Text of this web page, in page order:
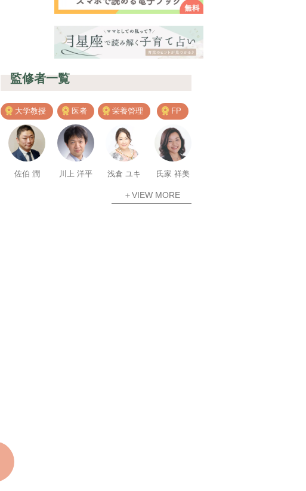
監修者一覧
大学教授
佐伯 潤
医者
川上 洋平
栄養管理
浅倉 ユキ
FP
氏家 祥美
＋VIEW MORE